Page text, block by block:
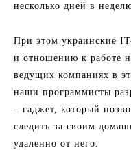
несколько дней в
При этом украинские
и отношению к работе
ведущих компаниях в
наши программисты
– гаджет, который
следить за своим
удаленно от него.